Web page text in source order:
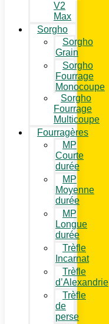
V2
Max
Sorgho
Sorgho
Grain
Sorgho
Fourrage
Monocoupe
Sorgho
Fourrage
Multicoupe
Fourragères
MP
Courte
durée
MP
Moyenne
durée
MP
Longue
durée
Trèfle
Incarnat
Trèfle
d’Alexandrie
Trèfle
de
perse